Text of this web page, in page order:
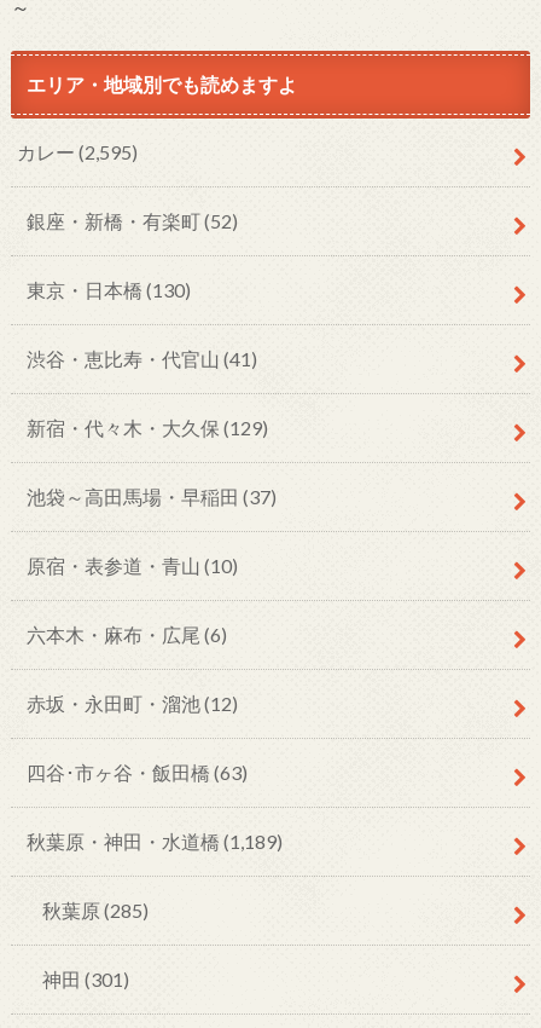
～
エリア・地域別でも読めますよ
カレー (2,595)
銀座・新橋・有楽町(52)
東京・日本橋 (130)
渋谷・恵比寿・代官山 (41)
新宿・代々木・大久保 (129)
池袋～高田馬場・早稲田 (37)
原宿・表参道・青山 (10)
六本木・麻布・広尾 (6)
赤坂・永田町・溜池(12)
四谷･市ヶ谷・飯田橋 (63)
秋葉原・神田・水道橋 (1,189)
秋葉原(285)
神田 (301)